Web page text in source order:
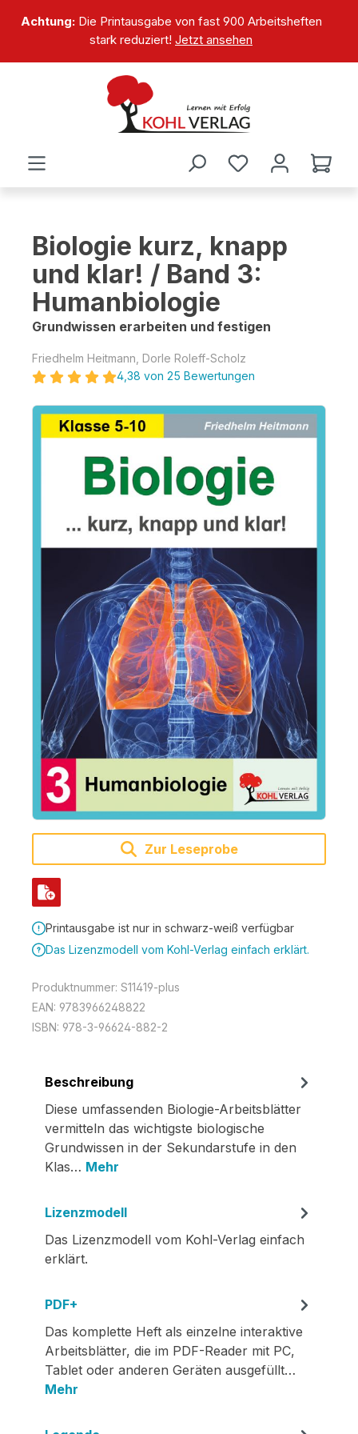
springen
Achtung:Die Printausgabe von fast 900 Arbeitsheften
stark reduziert! Jetzt ansehen
Biologie kurz, knapp
und klar! / Band 3:
Humanbiologie
Grundwissen erarbeiten und festigen
Friedhelm Heitmann, Dorle Roleff-Scholz
4,38 von 25 Bewertungen
Bildergalerie überspringen
Zur Leseprobe
Printausgabe ist nur in schwarz-weiß verfügbar
Das Lizenzmodell vom Kohl-Verlag einfach erklärt.
Produktnummer: S11419-plus
EAN: 9783966248822
ISBN: 978-3-96624-882-2
Beschreibung
Diese umfassenden Biologie-Arbeitsblätter
vermitteln das wichtigste biologische
Grundwissen in der Sekundarstufe in den
Klas… Mehr
Lizenzmodell
Das Lizenzmodell vom Kohl-Verlag einfach
erklärt.
PDF+
Das komplette Heft als einzelne interaktive
Arbeitsblätter, die im PDF-Reader mit PC,
Tablet oder anderen Geräten ausgefüllt…
Mehr